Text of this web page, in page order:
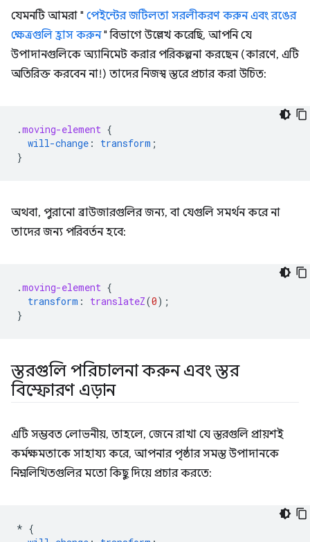
যেমনটি আমরা " পেইন্টের জটিলতা সরলীকরণ করুন এবং রঙের
ক্ষেত্রগুলি হ্রাস করুন" বিভাগে উল্লেখ করেছি, আপনি যে
উপাদানগুলিকে অ্যানিমেট করার পরিকল্পনা করছেন (কারণে, এটি
অতিরিক্ত করবেন না!) তাদের নিজস্ব স্তরে প্রচার করা উচিত:
.moving-element {
will-change : transform ;
}
অথবা, পুরানো ব্রাউজারগুলির জন্য, বা যেগুলি সমর্থন করে না
তাদের জন্য পরিবর্তন হবে:
.moving-element {
transform : translateZ(0);
}
স্তরগুলি পরিচালনা করুন এবং স্তর
বিস্ফোরণ এড়ান
এটি সম্ভবত লোভনীয়, তাহলে, জেনে রাখা যে স্তরগুলি প্রায়শই
কর্মক্ষমতাকে সাহায্য করে, আপনার পৃষ্ঠার সমস্ত উপাদানকে
নিম্নলিখিতগুলির মতো কিছু দিয়ে প্রচার করতে:
* {